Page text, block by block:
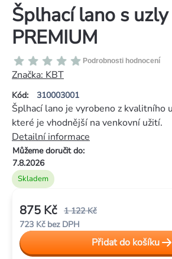
Šplhací lano s uzly
PREMIUM
Kód: 310003001
Průměrné
hodnocení
produktu
je
0,0
z
5
hvězdiček.
Podrobnosti hodnocení
Značka: KBT
Skladem
Můžeme doručit do:
7.8.2026
Šplhací lano je vyrobeno z kvalitního
které je vhodnější na venkovní užití.
Detailní informace
1 122 Kč
875 Kč
723 Kč bez DPH
Měrná
cena:
Přidat do košíku